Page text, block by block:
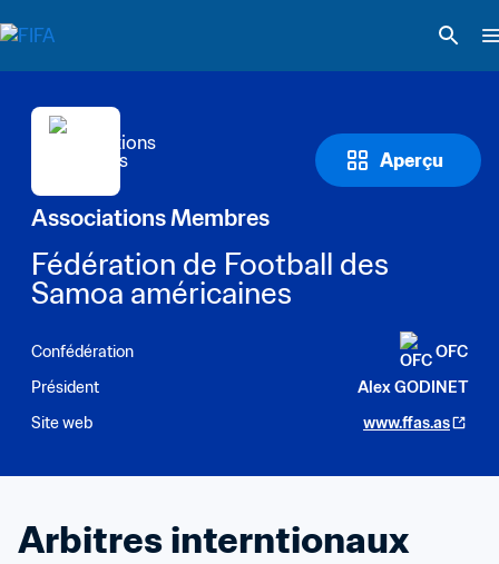
Aperçu
Associations Membres
Fédération de Football des
Samoa américaines
Confédération
OFC
Président
Alex GODINET
Site web
www.ffas.as
Arbitres interntionaux